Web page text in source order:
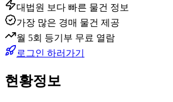
대법원 보다 빠른 물건 정보
가장 많은 경매 물건 제공
월 5회 등기부 무료 열람
로그인 하러가기
현황정보